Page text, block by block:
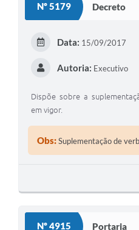
Nº 5179 Decreto
Data: 15/09/2017
Autoria: Executivo
Dispõe sobre a
em vigor.
Obs:Suplementação de
Nº 4915 Portaria